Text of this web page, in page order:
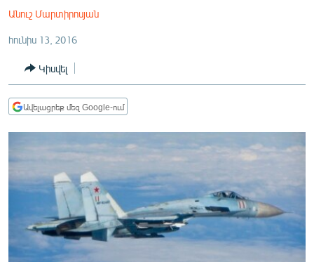
ՏՆՏԵՍՈՒԹՅՈՒՆ
ՂԱՐԱԲԱՂ
ՏԱՐԱԾԱՇՐՋԱՆ
ՄԻՋԱԶԳԱՅԻՆ
ՄՇԱԿՈՒՅԹ
ՍՊՈՐՏ
ՄԵԿՆԱԲԱՆՈՒԹՅՈՒՆ
Անուշ Մարտիրոսյան
հունիս 13, 2016
Կիսվել
Ավելացրեք մեզ Google-ում